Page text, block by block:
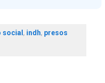
, indh, presos